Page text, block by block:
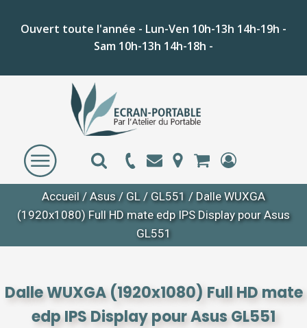
Ouvert toute l'année - Lun-Ven 10h-13h 14h-19h -
Sam 10h-13h 14h-18h -
Accueil/ Asus/ GL / GL551 / Dalle WUXGA
(1920x1080) Full HD mate edp IPS Display pour Asus
GL551
Dalle WUXGA (1920x1080) Full HD mate
edp IPS Display pour Asus GL551